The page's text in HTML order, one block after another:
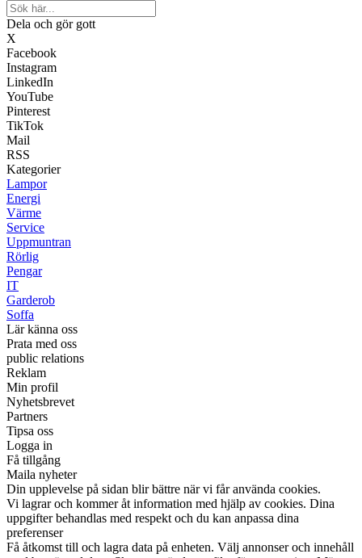
Dela och gör gott
X
Facebook
Instagram
LinkedIn
YouTube
Pinterest
TikTok
Mail
RSS
Kategorier
Lampor
Energi
Värme
Service
Uppmuntran
Rörlig
Pengar
IT
Garderob
Soffa
Lär känna oss
Prata med oss
public relations
Reklam
Min profil
Nyhetsbrevet
Partners
Tipsa oss
Logga in
Få tillgång
Maila nyheter
Din upplevelse på sidan blir bättre när vi får använda cookies.
Vi lagrar och kommer åt information med hjälp av cookies. Dina
uppgifter behandlas med respekt och du kan anpassa dina
preferenser
Få åtkomst till och lagra data på enheten. Välj annonser och innehåll